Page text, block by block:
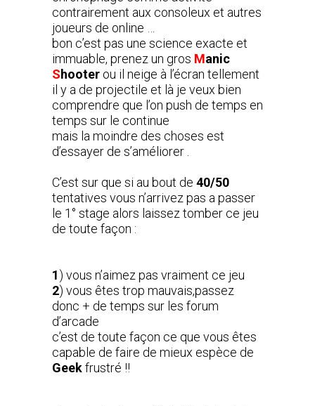
contrairement aux consoleux et autres
joueurs de online …
bon c’est pas une science exacte et
immuable, prenez un gros Manic
Shooter ou il neige à l’écran tellement
il y a de projectile et là je veux bien
comprendre que l’on push de temps en
temps sur le continue
mais la moindre des choses est
d’essayer de s’améliorer .
C’est sur que si au bout de 40/50
tentatives vous n’arrivez pas a passer
le 1° stage alors laissez tomber ce jeu
de toute façon :
1) vous n’aimez pas vraiment ce jeu
2) vous êtes trop mauvais,passez
donc + de temps sur les forum
d’arcade
c’est de toute façon ce que vous êtes
capable de faire de mieux espèce de
Geekfrustré !!